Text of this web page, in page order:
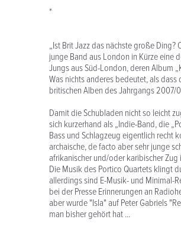
*
„Ist Brit Jazz das nächste große
junge Band aus London in Kürze eine
Jungs aus Süd-London, deren Album
Was nichts anderes bedeutet, als
britischen Alben des Jahrgangs 2007/
Damit die Schubladen nicht so leicht
sich kurzerhand als „Indie-Band, die
Bass und Schlagzeug eigentlich recht
archaische, de facto aber sehr junge
afrikanischer und/oder karibischer Zug
Die Musik des Portico Quartets klingt
allerdings sind E-Musik- und Minimal-
bei der Presse Erinnerungen an
aber wurde "Isla" auf Peter Gabriels
man bisher gehört hat ...